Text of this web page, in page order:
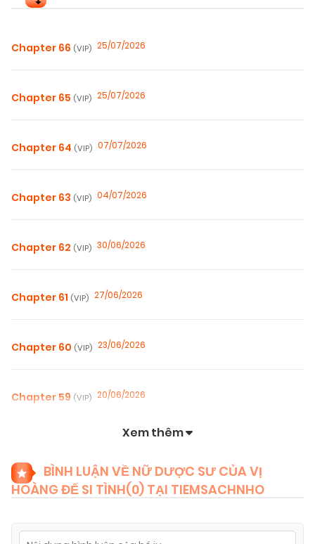
Chapter 66 (VIP) 25/07/2026
Chapter 65 (VIP) 25/07/2026
Chapter 64 (VIP) 07/07/2026
Chapter 63 (VIP) 04/07/2026
Chapter 62 (VIP) 30/06/2026
Chapter 61 (VIP) 27/06/2026
Chapter 60 (VIP) 23/06/2026
Chapter 59 (VIP) 20/06/2026
Chapter 57(VIP) 20/06/2026
Xem thêm
BÌNH LUẬN VỀ NỮ DƯỢC SƯ CỦA VỊ
HOÀNG ĐẾ SI TÌNH(0) TẠI TIEMSACHNHO